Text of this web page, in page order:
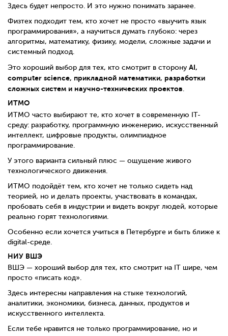
Здесь будет непросто. И это нужно понимать заранее.
Физтех подходит тем, кто хочет не просто «выучить язык
программирования», а научиться думать глубоко: через
алгоритмы, математику, физику, модели, сложные задачи и
системный подход.
Это хороший выбор для тех, кто смотрит в сторону AI,
computer science, прикладной математики, разработки
сложных систем и научно-технических проектов.
ИТМО
ИТМО часто выбирают те, кто хочет в современную IT-
среду: разработку, программную инженерию, искусственный
интеллект, цифровые продукты, олимпиадное
программирование.
У этого варианта сильный плюс — ощущение живого
технологического движения.
ИТМО подойдёт тем, кто хочет не только сидеть над
теорией, но и делать проекты, участвовать в командах,
пробовать себя в индустрии и видеть вокруг людей, которые
реально горят технологиями.
Особенно если хочется учиться в Петербурге и быть ближе к
digital-среде.
НИУ ВШЭ
ВШЭ — хороший выбор для тех, кто смотрит на IT шире, чем
просто «писать код».
Здесь интересны направления на стыке технологий,
аналитики, экономики, бизнеса, данных, продуктов и
искусственного интеллекта.
Если тебе нравится не только программирование, но и